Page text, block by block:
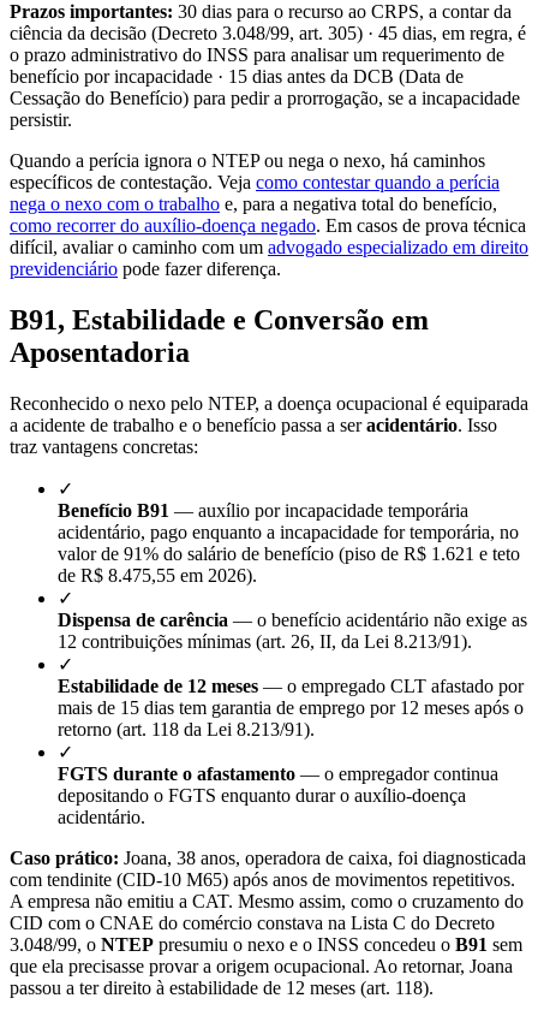
Prazos importantes: 30 dias para o recurso ao CRPS, a contar da
ciência da decisão (Decreto 3.048/99, art. 305) · 45 dias, em regra, é
o prazo administrativo do INSS para analisar um requerimento de
benefício por incapacidade · 15 dias antes da DCB (Data de
Cessação do Benefício) para pedir a prorrogação, se a incapacidade
persistir.
Quando a perícia ignora o NTEP ou nega o nexo, há caminhos
específicos de contestação. Veja como contestar quando a perícia
nega o nexo com o trabalho e, para a negativa total do benefício,
como recorrer do auxílio-doença negado. Em casos de prova técnica
difícil, avaliar o caminho com um advogado especializado em direito
previdenciário pode fazer diferença.
B91, Estabilidade e Conversão em
Aposentadoria
Reconhecido o nexo pelo NTEP, a doença ocupacional é equiparada
a acidente de trabalho e o benefício passa a seracidentário. Isso
traz vantagens concretas:
✓
Benefício B91 — auxílio por incapacidade temporária
acidentário, pago enquanto a incapacidade for temporária, no
valor de 91% do salário de benefício (piso de R$ 1.621 e teto
de R$ 8.475,55 em 2026).
✓
Dispensa de carência — o benefício acidentário não exige as
12 contribuições mínimas (art. 26, II, da Lei 8.213/91).
✓
Estabilidade de 12 meses — o empregado CLT afastado por
mais de 15 dias tem garantia de emprego por 12 meses após o
retorno (art. 118 da Lei 8.213/91).
✓
FGTS durante o afastamento — o empregador continua
depositando o FGTS enquanto durar o auxílio-doença
acidentário.
Caso prático: Joana, 38 anos, operadora de caixa, foi diagnosticada
com tendinite (CID-10 M65) após anos de movimentos repetitivos.
A empresa não emitiu a CAT. Mesmo assim, como o cruzamento do
CID com o CNAE do comércio constava na Lista C do Decreto
3.048/99, o NTEP presumiu o nexo e o INSS concedeu o B91 sem
que ela precisasse provar a origem ocupacional. Ao retornar, Joana
passou a ter direito à estabilidade de 12 meses (art. 118).